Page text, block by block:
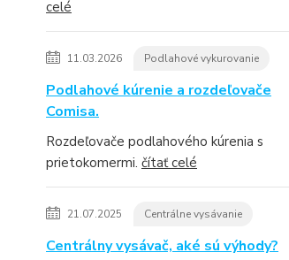
celé
11.03.2026 Podlahové vykurovanie
Podlahové kúrenie a rozdeľovače
Comisa.
Rozdeľovače podlahového kúrenia s
prietokomermi. čítať celé
21.07.2025 Centrálne vysávanie
Centrálny vysávač, aké sú výhody?